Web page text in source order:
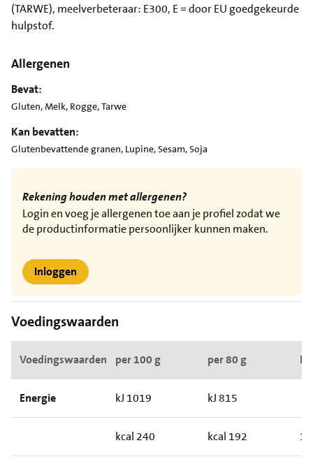
(TARWE), meelverbeteraar: E300, E = door EU goedgekeurde
hulpstof.
Allergenen
Bevat:
Gluten, Melk, Rogge, Tarwe
Kan bevatten:
Glutenbevattende granen, Lupine, Sesam, Soja
Rekening houden met allergenen?
Login en voeg je allergenen toe aan je profiel zodat we
de productinformatie persoonlijker kunnen maken.
Inloggen
Voedingswaarden
Voedingswaarden per 100 g per 80 g RI*
Energie kJ 1019 kJ 815
kcal 240 kcal 192